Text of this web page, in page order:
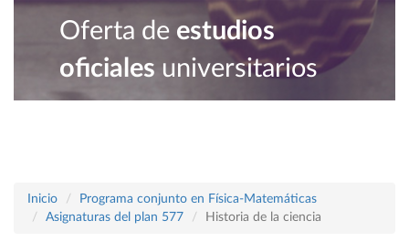
Oferta de estudios
oficiales universitarios
Inicio
Programa conjunto en Física-Matemáticas
Asignaturas del plan 577
Historia de la ciencia